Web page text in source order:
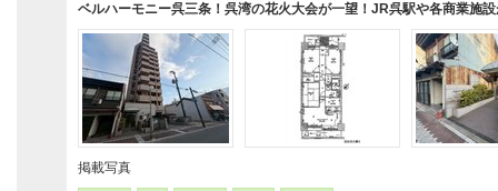
ベルハーモニー呉三条！呉湾の花火大会が一望！JR呉駅や各商業施
掲載写真